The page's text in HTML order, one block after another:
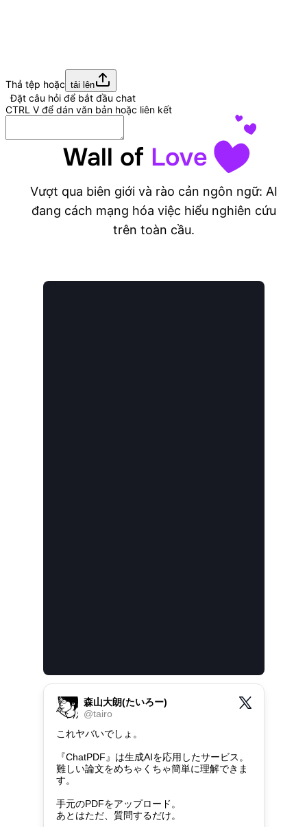
Thả tệp hoặc tải lên
Đặt câu hỏi để bắt đầu chat
CTRL V để dán văn bản hoặc liên kết
Wall of Love
Vượt qua biên giới và rào cản ngôn ngữ: AI
đang cách mạng hóa việc hiểu nghiên cứu
trên toàn cầu.
森山大朗(たいろー)
@tairo
これヤバいでしょ。
『ChatPDF』は生成AIを応用したサービス。
難しい論文をめちゃくちゃ簡単に理解できま
す。
手元のPDFをアップロード。
あとはただ、質問するだけ。